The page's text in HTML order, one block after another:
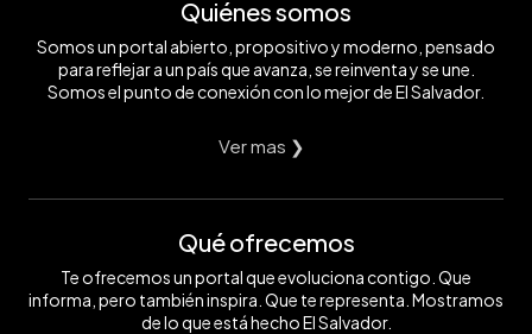
Quiénes somos
Somos un portal abierto, propositivo y moderno, pensado
para reflejar a un país que avanza, se reinventa y se une.
Somos el punto de conexión con lo mejor de El Salvador.
Ver mas ❯
Qué ofrecemos
Te ofrecemos un portal que evoluciona contigo. Que
informa, pero también inspira. Que te representa. Mostramos
de lo que está hecho El Salvador.